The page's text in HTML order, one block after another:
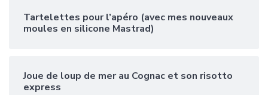
Tartelettes pour l’apéro (avec mes nouveaux
moules en silicone Mastrad)
Joue de loup de mer au Cognac et son risotto
express